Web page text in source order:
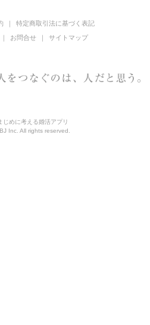
特定商取引法に基づく表記
お問合せ サイトマップ
じめに考える婚活アプリ
Inc. All rights reserved.